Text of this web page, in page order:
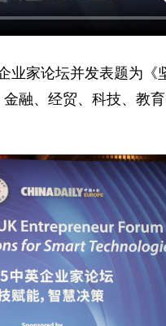
业家论坛并发表题为
融、经贸、科技、教